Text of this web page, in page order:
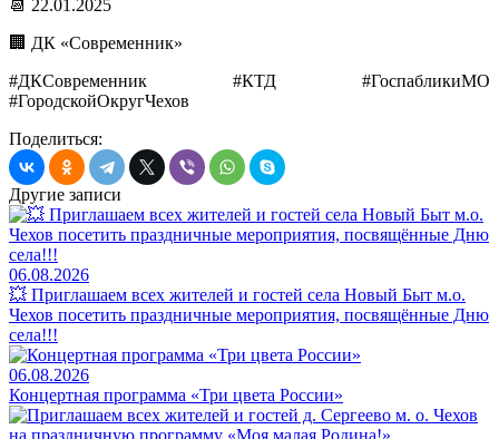
📆 22.01.2025
🏢 ДК «Современник»
#ДКСовременник #КТД #ГоспабликиМО
#ГородскойОкругЧехов
Поделиться:
Другие записи
06.08.2026
💥 Приглашаем всех жителей и гостей села Новый Быт м.о.
Чехов посетить праздничные мероприятия, посвящённые Дню
села!!!
06.08.2026
Концертная программа «Три цвета России»